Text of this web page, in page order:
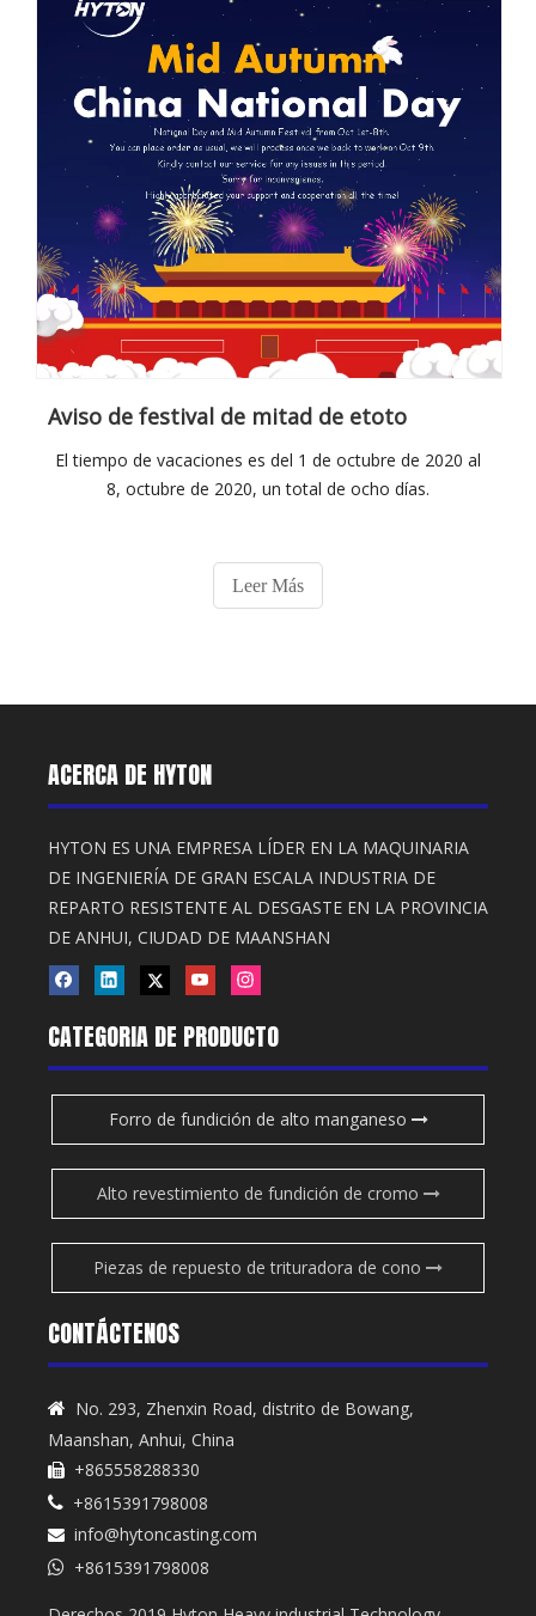
Aviso de festival de mitad de etoto
El tiempo de vacaciones es del 1 de octubre de 2020 al
8, octubre de 2020, un total de ocho días.
Leer Más
ACERCA DE HYTON
HYTON ES UNA EMPRESA LÍDER EN LA MAQUINARIA
DE INGENIERÍA DE GRAN ESCALA INDUSTRIA DE
REPARTO RESISTENTE AL DESGASTE EN LA PROVINCIA
DE ANHUI, CIUDAD DE MAANSHAN
CATEGORIA DE PRODUCTO
Forro de fundición de alto manganeso
Alto revestimiento de fundición de cromo
Piezas de repuesto de trituradora de cono
CONTÁCTENOS

No. 293, Zhenxin Road, distrito de Bowang,
Maanshan, Anhui, China
 +865558288330
 +8615391798008
 info@hytoncasting.com
 +8615391798008